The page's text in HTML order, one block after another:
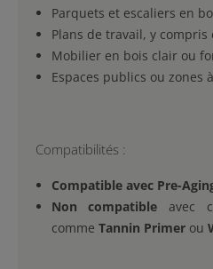
Parquets et escaliers en
Plans de travail, y compris
Mobilier en bois clair ou
Espaces publics ou zones
Compatibilités :
Compatible avec Pre-
Non compatible avec
comme Tannin Primer ou